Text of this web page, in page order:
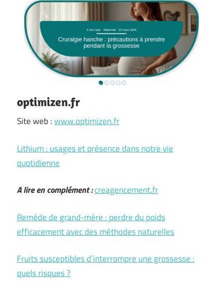
optimizen.fr
Site web :www.optimizen.fr
Lithium : usages et présence dans notre vie
quotidienne
A lire en complément :creagencement.fr
Remède de grand-mère : perdre du poids
efficacement avec des méthodes naturelles
Fruits susceptibles d’interrompre une grossesse :
quels risques ?